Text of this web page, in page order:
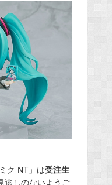
ク NT」は受注生
逃しのないようご